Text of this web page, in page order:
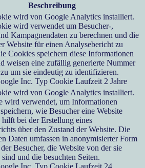
Beschreibung
wird von Google Analytics installiert.
wird verwendet um Besucher-,
Kampagnendaten zu berechnen und die
Website für einen Analysebericht zu
Cookies speichern diese Informationen
weisen eine zufällig generierte Nummer
um sie eindeutig zu identifizieren.
Inc. Typ Cookie Laufzeit 2 Jahre
wird von Google Analytics installiert.
wird verwendet, um Informationen
wie Besucher eine Website
hilft bei der Erstellung eines
über den Zustand der Website. Die
Daten umfassen in anonymisierter Form
Besucher, die Website von der sie
und die besuchten Seiten.